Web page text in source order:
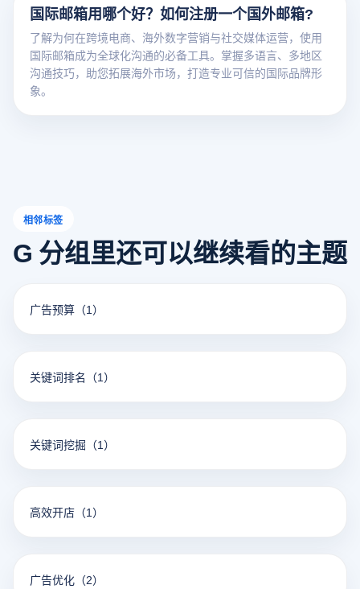
国际邮箱用哪个好？如何注册一个国外邮箱?
了解为何在跨境电商、海外数字营销与社交媒体运营，使用
国际邮箱成为全球化沟通的必备工具。掌握多语言、多地区
沟通技巧，助您拓展海外市场，打造专业可信的国际品牌形
象。
相邻标签
G 分组里还可以继续看的主题
广告预算 （1）
关键词排名 （1）
关键词挖掘 （1）
高效开店 （1）
广告优化 （2）